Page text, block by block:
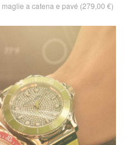
a catena e pavé (279,00 €)